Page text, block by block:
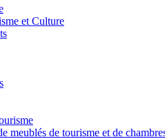
et Culture
meublés de tourisme et de